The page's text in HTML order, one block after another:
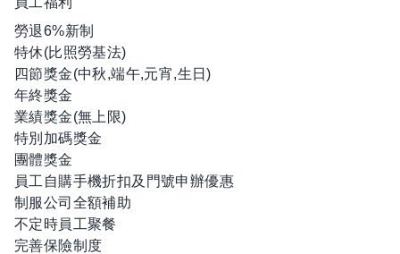
勞退6%新制
特休(比照勞基法)
四節獎金(中秋,端午,元宵,生日)
年終獎金
業績獎金(無上限)
特別加碼獎金
團體獎金
員工自購手機折扣及門號申辦優惠
制服公司全額補助
不定時員工聚餐
完善保險制度